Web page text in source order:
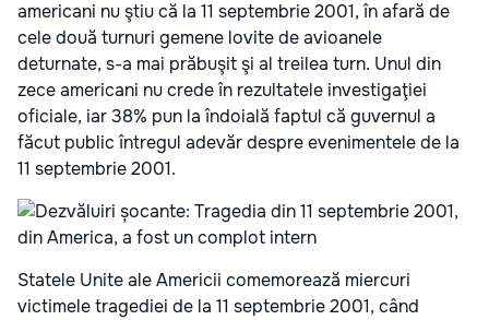
americani nu ştiu că la 11 septembrie 2001, în afară de
cele două turnuri gemene lovite de avioanele
deturnate, s-a mai prăbuşit şi al treilea turn. Unul din
zece americani nu crede în rezultatele investigaţiei
oficiale, iar 38% pun la îndoială faptul că guvernul a
făcut public întregul adevăr despre evenimentele de la
11 septembrie 2001.
Statele Unite ale Americii comemorează miercuri
victimele tragediei de la 11 septembrie 2001, când